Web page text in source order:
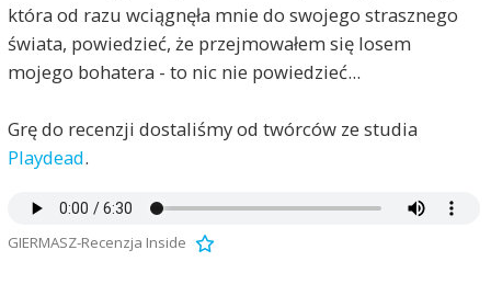
która od razu wciągnęła mnie do swojego strasznego
świata, powiedzieć, że przejmowałem się losem
mojego bohatera - to nic nie powiedzieć...
Grę do recenzji dostaliśmy od twórców ze studia
Playdead.
GIERMASZ-Recenzja Inside